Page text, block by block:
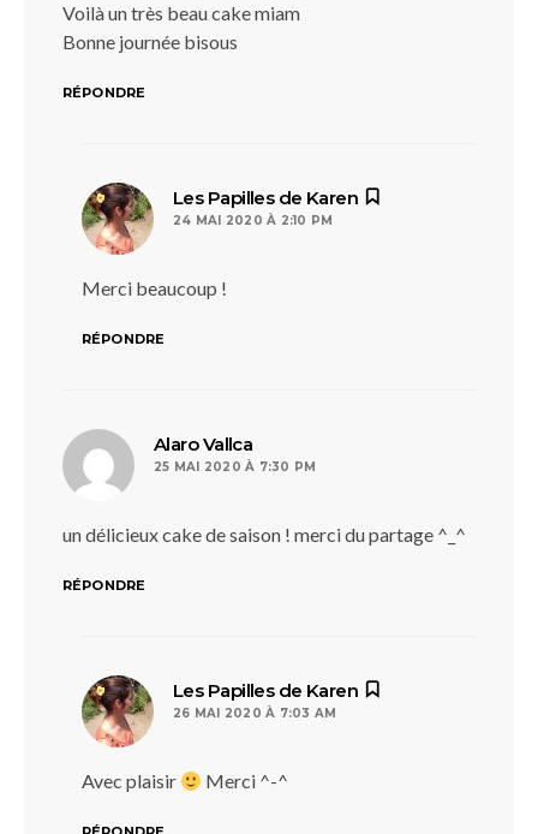
Voilà un très beau cake miam
Bonne journée bisous
RÉPONDRE
Les Papilles de Karen
24 MAI 2020 À 2:10 PM
Merci beaucoup !
RÉPONDRE
Alaro Vallca
25 MAI 2020 À 7:30 PM
un délicieux cake de saison ! merci du partage ^_^
RÉPONDRE
Les Papilles de Karen
26 MAI 2020 À 7:03 AM
Avec plaisir Merci ^-^